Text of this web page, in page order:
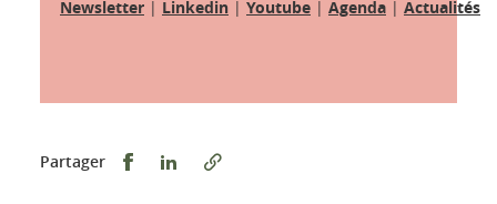
Newsletter | Linkedin | Youtube | Agenda | Actualités
Partager Partager sur Facebook
Partager sur LinkedIn